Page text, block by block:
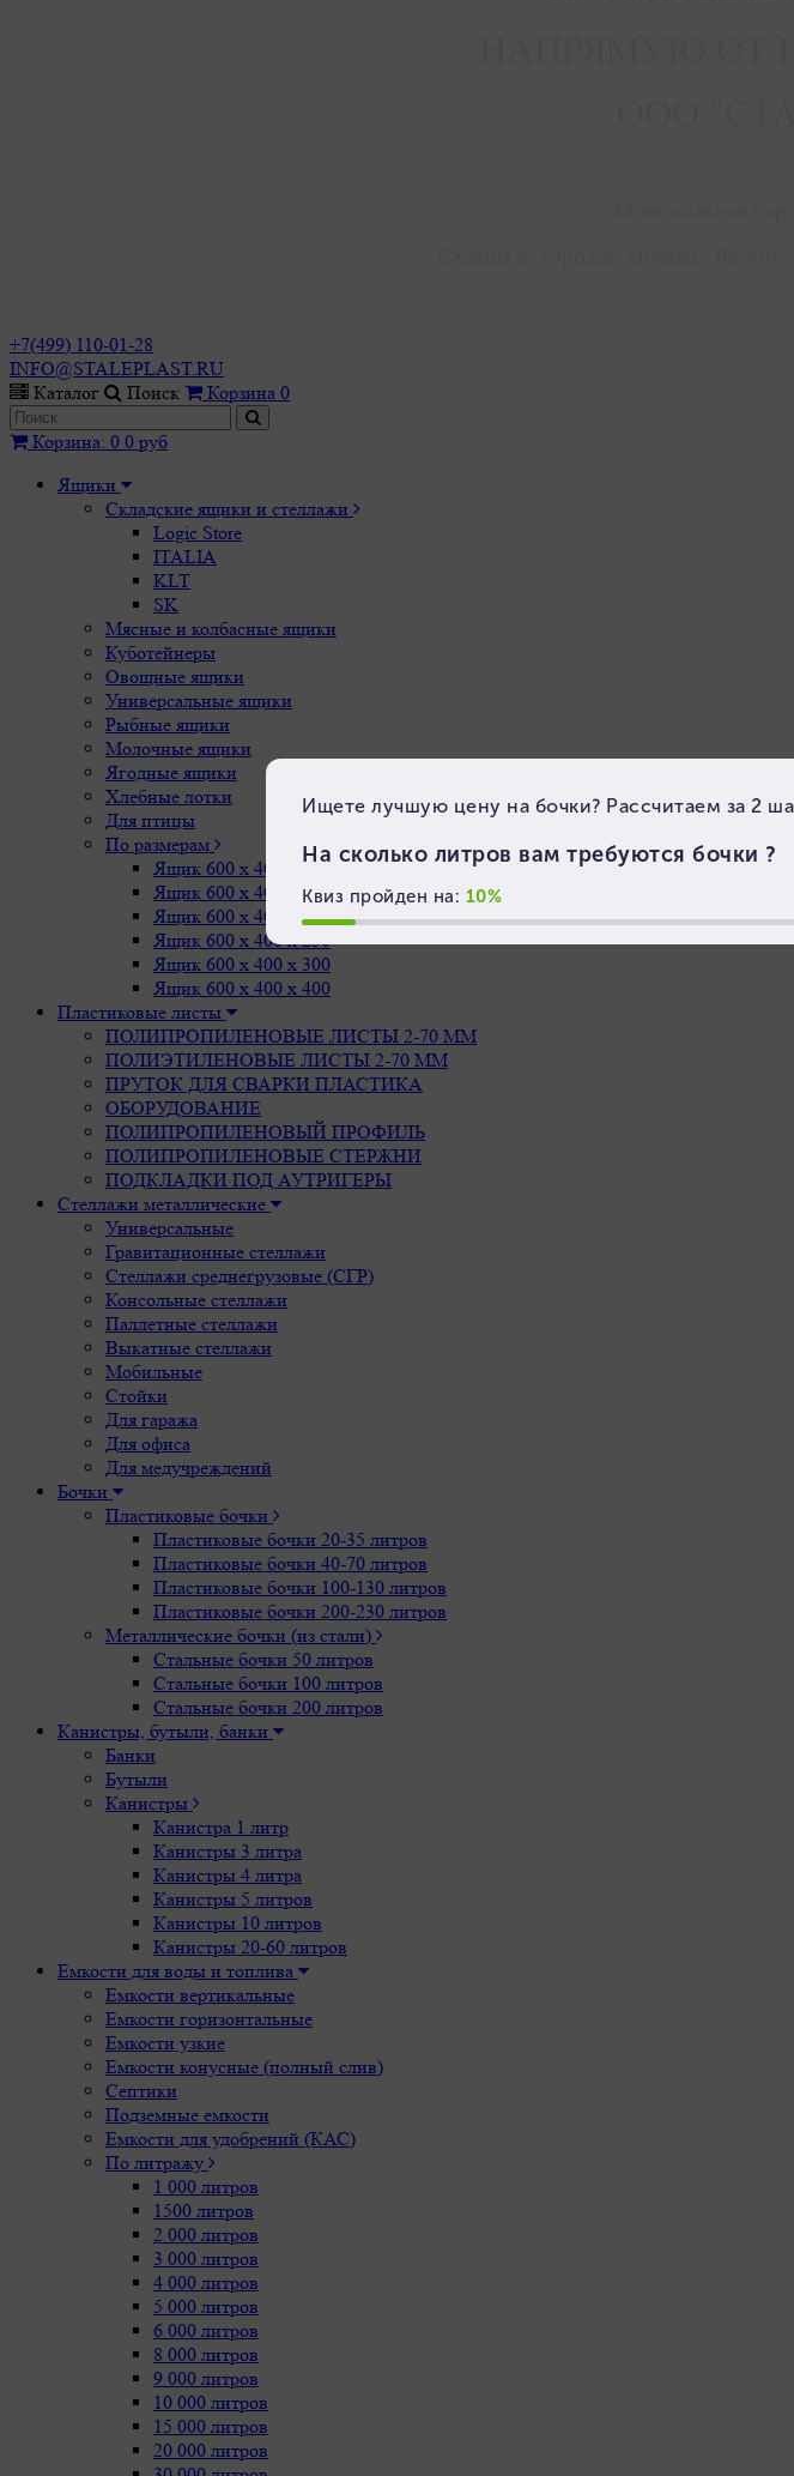
+7(499) 110-01-28
INFO@STALEPLAST.RU
Каталог
Поиск Корзина 0
Корзина: 0 0 руб
Ящики
Складские ящики и стеллажи
Logic Store
ITALIA
KLT
SK
Мясные и колбасные ящики
Куботейнеры
Овощные ящики
Универсальные ящики
Рыбные ящики
Молочные ящики
Ягодные ящики
Хлебные лотки
Для птицы
По размерам
Ящик 600 х 400 х 75
Ящик 600 х 400 х 150
Ящик 600 х 400 х 200
Ящик 600 х 400 х 250
Ящик 600 х 400 х 300
Ящик 600 х 400 х 400
Пластиковые листы
ПОЛИПРОПИЛЕНОВЫЕ ЛИСТЫ 2-70 ММ
ПОЛИЭТИЛЕНОВЫЕ ЛИСТЫ 2-70 ММ
ПРУТОК ДЛЯ СВАРКИ ПЛАСТИКА
ОБОРУДОВАНИЕ
ПОЛИПРОПИЛЕНОВЫЙ ПРОФИЛЬ
ПОЛИПРОПИЛЕНОВЫЕ СТЕРЖНИ
ПОДКЛАДКИ ПОД АУТРИГЕРЫ
Стеллажи металлические
Универсальные
Гравитационные стеллажи
Стеллажи среднегрузовые (СГР)
Консольные стеллажи
Паллетные стеллажи
Выкатные стеллажи
Мобильные
Стойки
Для гаража
Для офиса
Для медучреждений
Бочки
Пластиковые бочки
Пластиковые бочки 20-35 литров
Пластиковые бочки 40-70 литров
Пластиковые бочки 100-130 литров
Пластиковые бочки 200-230 литров
Металлические бочки (из стали)
Стальные бочки 50 литров
Стальные бочки 100 литров
Стальные бочки 200 литров
Канистры, бутыли, банки
Банки
Бутыли
Канистры
Канистра 1 литр
Канистры 3 литра
Канистры 4 литра
Канистры 5 литров
Канистры 10 литров
Канистры 20-60 литров
Емкости для воды и топлива
Емкости вертикальные
Емкости горизонтальные
Емкости узкие
Емкости конусные (полный слив)
Септики
Подземные емкости
Емкости для удобрений (КАС)
По литражу
1 000 литров
1500 литров
2 000 литров
3 000 литров
4 000 литров
5 000 литров
6 000 литров
8 000 литров
9 000 литров
10 000 литров
15 000 литров
20 000 литров